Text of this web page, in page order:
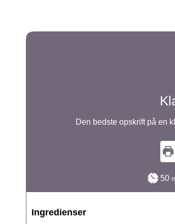
Den bedste opskrift på en
50
Ingredienser